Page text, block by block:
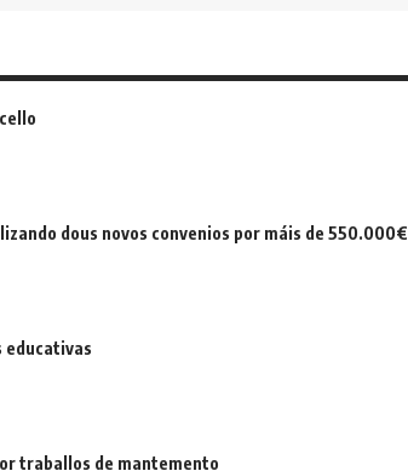
dous novos convenios por máis de 550.000€
educativas
traballos de mantemento